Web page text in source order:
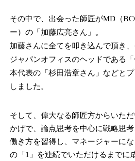
その中で、出会った師匠がMD（
ー）の「加藤広亮さん」。
加藤さんに全てを叩き込んで頂き
ジャパンオフィスのヘッドである
本代表の「杉田浩章さん」などと
しました。
そして、偉大なる師匠方からいた
かげで、論点思考を中心に戦略思
働き方を習得し、マネージャーに
の「1」を連続でいただけるまでに